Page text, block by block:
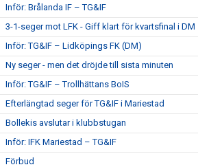
Inför: Brålanda IF – TG&IF
3-1-seger mot LFK - Giff klart för kvartsfinal i DM
Inför: TG&IF – Lidköpings FK (DM)
Ny seger - men det dröjde till sista minuten
Inför: TG&IF – Trollhättans BoIS
Efterlängtad seger för TG&IF i Mariestad
Bollekis avslutar i klubbstugan
Inför: IFK Mariestad – TG&IF
Förbud